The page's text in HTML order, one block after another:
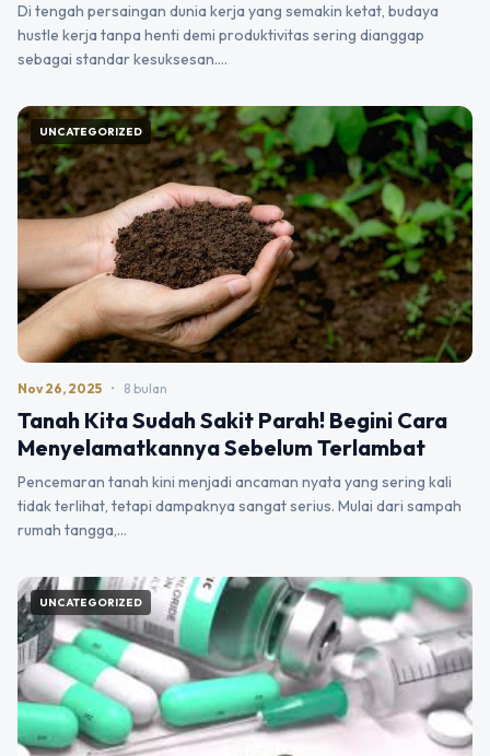
Di tengah persaingan dunia kerja yang semakin ketat, budaya
hustle kerja tanpa henti demi produktivitas sering dianggap
sebagai standar kesuksesan.…
UNCATEGORIZED
Nov 26, 2025 • 8 bulan
Tanah Kita Sudah Sakit Parah! Begini Cara
Menyelamatkannya Sebelum Terlambat
Pencemaran tanah kini menjadi ancaman nyata yang sering kali
tidak terlihat, tetapi dampaknya sangat serius. Mulai dari sampah
rumah tangga,…
UNCATEGORIZED